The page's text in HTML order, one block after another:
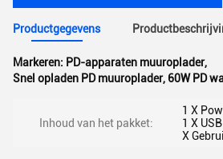
Productgegevens
Markeren: PD-apparaten muuroplader,
Snel opladen PD muuroplader, 60W PD
Inhoud van het pakket:
1 X
1 X
X